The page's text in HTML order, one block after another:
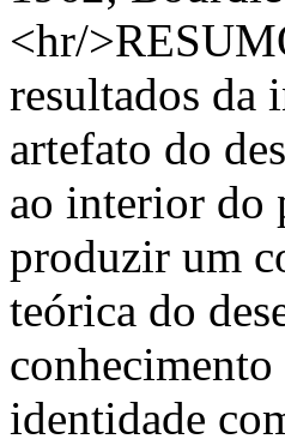
<hr/
resultados da
artefato do
ao interior do
produzir um
teórica do
identidade